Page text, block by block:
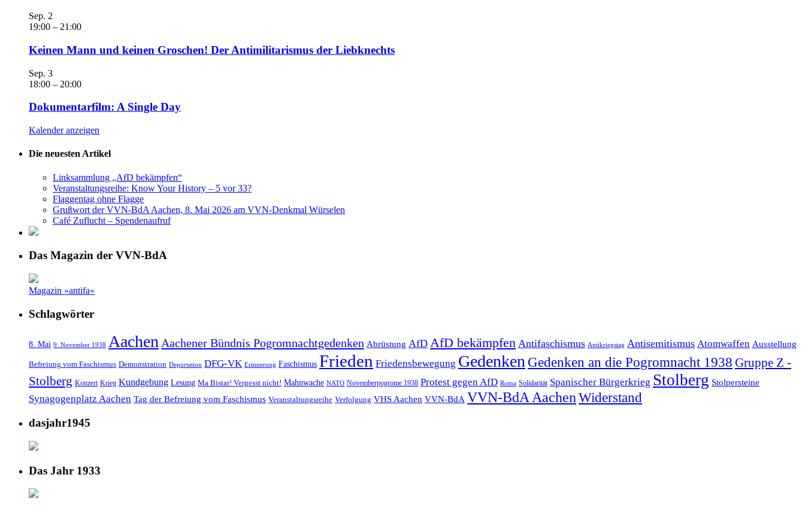
Sep. 2
19:00 – 21:00
Keinen Mann und keinen Groschen! Der Antimilitarismus der Liebknechts
Sep. 3
18:00 – 20:00
Dokumentarfilm: A Single Day
Kalender anzeigen
Die neuesten Artikel
Linksammlung „AfD bekämpfen“
Veranstaltungsreihe: Know Your History – 5 vor 33?
Flaggentag ohne Flagge
Grußwort der VVN-BdA Aachen, 8. Mai 2026 am VVN-Denkmal Würselen
Café Zuflucht – Spendenaufruf
Das Magazin der VVN-BdA
Magazin »antifa«
Schlagwörter
8. Mai 9. November 1938 Aachen Aachener Bündnis Pogromnachtgedenken Abrüstung AfD AfD bekämpfen Antifaschismus Antikriegstag Antisemitismus Atomwaffen Ausstellung
Befreiung vom Faschismus Demonstration Deportation DFG-VK Erinnerung Faschismus Frieden Friedensbewegung Gedenken Gedenken an die Pogromnacht 1938 Gruppe Z -
Stolberg Konzert Krieg Kundgebung Lesung Ma Bistar! Vergesst nicht! Mahnwache NATO Novemberpogrome 1938 Protest gegen AfD Roma Solidarität Spanischer Bürgerkrieg Stolberg Stolpersteine
Synagogenplatz Aachen Tag der Befreiung vom Faschismus Veranstaltungsreihe Verfolgung VHS Aachen VVN-BdA VVN-BdA AachenWiderstand
dasjahr1945
Das Jahr 1933